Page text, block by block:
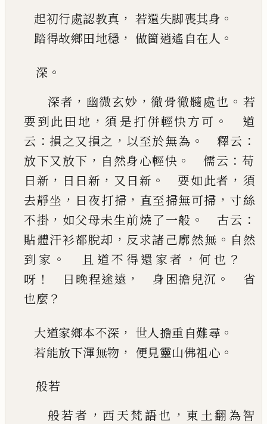
起初行處認教真 ， 若還失脚喪其身 。
踏得故鄉田地穩 ， 做箇逍遙自在人 。
深 。
深者 ， 幽微玄妙 ， 徹骨徹髓處也 。 若
要到此田地 ， 須 是打併輕快方可 。
道
云 ： 損之又損之 ， 以至於無為 。 釋云 ：
放下又放下 ， 自然身心輕快 。 儒云 ： 苟
日新 ， 日日新 ， 又日新 。 要如此者 ， 須
去靜坐 ， 日夜打掃 ， 直至掃無可掃 ， 寸絲
不掛 ， 如父母未生前燒了一般 。 古云 ：
貼體汗衫都脫却 ， 反求諸己廓然無 。 自然
到家 。 且道不得還家者 ， 何也 ？
呀 ！ 日 晚程途遠 ， 身困擔兒沉 。
省
也麼 ？
大道家鄉本不深 ， 世人擔重自難尋 。
若能放下渾無物 ， 便見靈山佛祖心 。
般若
般若者 ， 西天梵語也 ， 東土翻為智